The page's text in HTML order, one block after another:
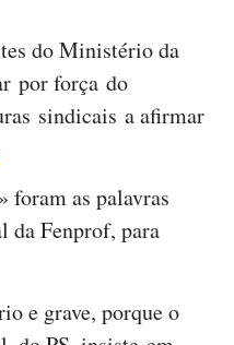
do Ministério da
por força do
sindicais a afirmar
foram as palavras
da Fenprof, para
e grave, porque o